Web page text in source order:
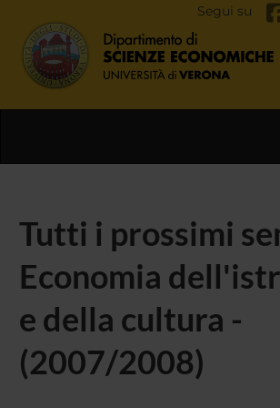
Segui su
Tutti i prossimi
Economia
e della cultura -
(2007/2008)